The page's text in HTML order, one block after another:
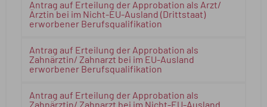
Antrag auf Erteilung der Approbation als Arzt/
Ärztin bei im Nicht-EU-Ausland (Drittstaat)
erworbener Berufsqualifikation
Antrag auf Erteilung der Approbation als
Zahnärztin/ Zahnarzt bei im EU-Ausland
erworbener Berufsqualifikation
Antrag auf Erteilung der Approbation als